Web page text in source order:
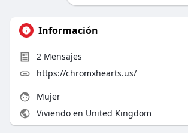
Información
2Mensajes
https://chromxhearts.us/
Mujer
Viviendo en United Kingdom